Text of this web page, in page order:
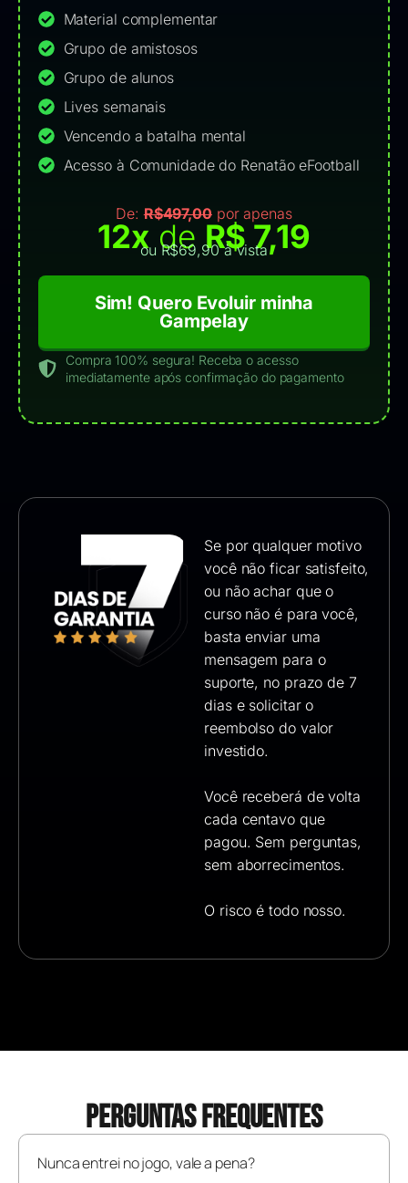
Material complementar
Grupo de amistosos
Grupo de alunos
Lives semanais
Vencendo a batalha mental
Acesso à Comunidade do Renatão eFootball
De:R$497,00por apenas
12x deR$ 7,19
ou R$69,90 à vista
Sim! Quero Evoluir minha
Gampelay
Compra 100% segura! Receba o acesso
imediatamente após confirmação do pagamento
Se por qualquer motivo
você não ficar satisfeito,
ou não achar que o
curso não é para você,
basta enviar uma
mensagem para o
suporte, no prazo de 7
dias e solicitar o
reembolso do valor
investido.
Você receberá de volta
cada centavo que
pagou. Sem perguntas,
sem aborrecimentos.
O risco é todo nosso.
PERGUNTAS FREQUENTES
Nunca entrei no jogo, vale a pena?